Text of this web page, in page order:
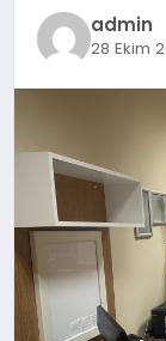
SAĞLIK
SPOR
YAŞAM
admin
28 Ekim